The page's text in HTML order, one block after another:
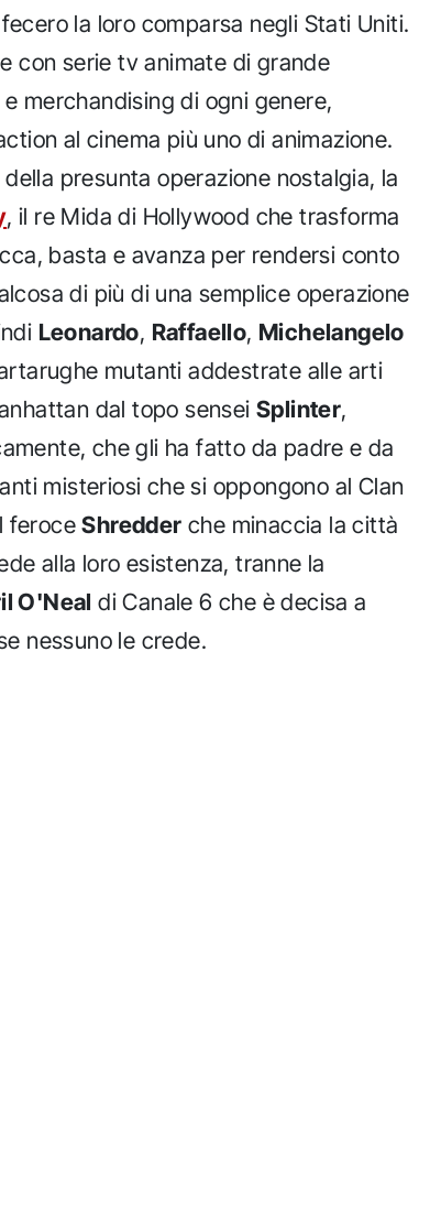
fecero la loro comparsa negli Stati Uniti.
con serie tv animate di grande
merchandising di ogni genere,
al cinema più uno di animazione.
presunta operazione nostalgia, la
, il re Mida di Hollywood che trasforma
basta e avanza per rendersi conto
di più di una semplice operazione
Leonardo, Raffaello, Michelangelo
mutanti addestrate alle arti
dal topo sensei Splinter,
che gli ha fatto da padre e da
misteriosi che si oppongono al Clan
feroceShredder che minaccia la città
alla loro esistenza, tranne la
O'Neal di Canale 6 che è decisa a
nessuno le crede.